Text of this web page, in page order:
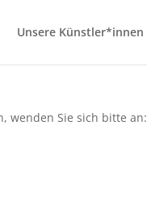
Unsere Künstler*innen
wenden Sie sich bitte an: